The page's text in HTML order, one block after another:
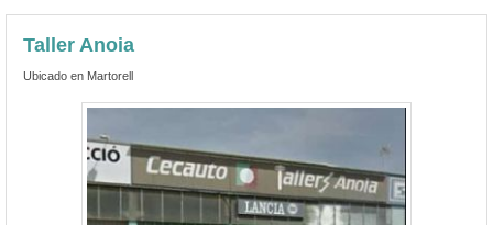
Taller Anoia
Ubicado en Martorell